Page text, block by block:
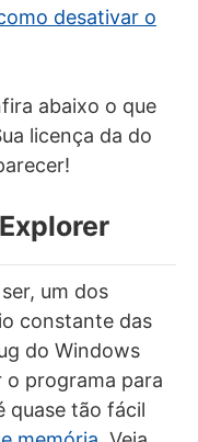
desativar o
abaixo o que
licença da do
um dos
constante das
do Windows
o programa para
quase tão fácil